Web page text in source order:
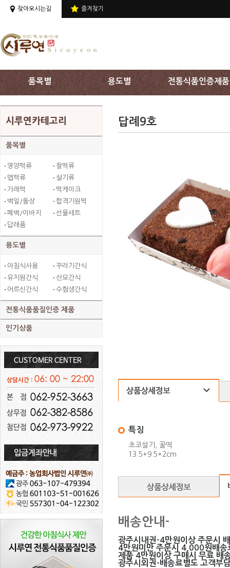
상단 주메뉴 바로가기
찾아오시는길 즐겨찾기
품목별 용도별 전통식품인증제품
시루연카테고리
품목별
영양떡류
찰떡류
멥떡류
설기류
가래떡
떡케이크
백일/돌상
합격기원떡
폐백/이바지
선물세트
답례품
용도별
아침식사용
꾸러기간식
유치원간식
산모간식
어르신간식
수험생간식
전통식품품질인증 제품
인기상품
답례9호
특징
초코설기, 꿀떡
13.5*9.5*2cm
배송안내-
광주시내권-4만원이상 주문시
4만원미만 주문시 4,000원배송
제품 4만원이상 구매시 무료 배
광주시외권-배송료별도 고객부